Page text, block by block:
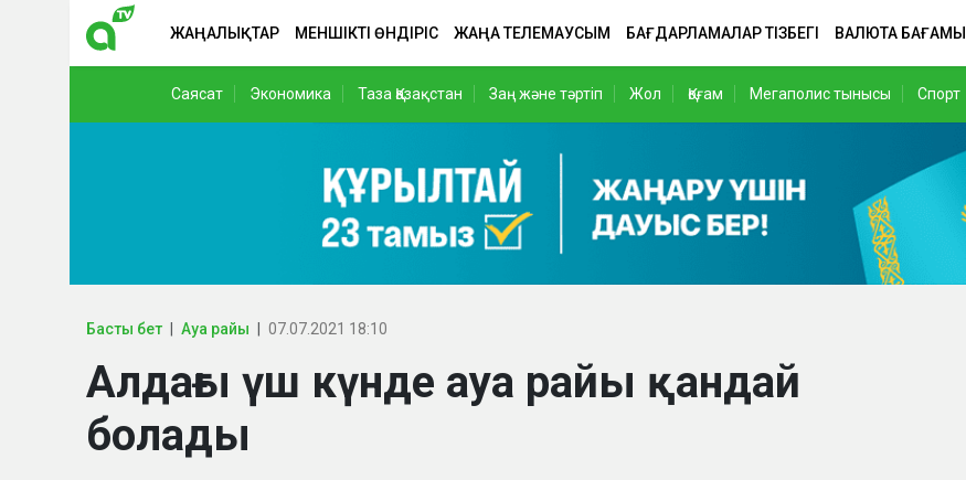
ЖАҢАЛЫҚТАР МЕНШІКТІ ӨНДІРІС ЖАҢА ТЕЛЕМАУСЫМ БАҒДАРЛАМАЛАР ТІЗБЕГІ ВАЛЮТА БАҒАМЫ
Саясат Экономика Таза Қазақстан Заң және тәртіп Жол Қоғам Мегаполис тынысы Спорт
Басты бет Ауа райы 07.07.2021 18:10
Алдағы үш күнде ауа райы қандай
болады